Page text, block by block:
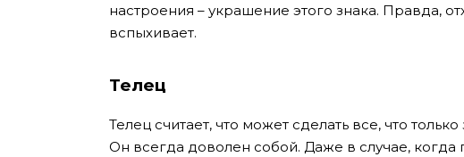
настроения – украшение этого знака. Правда,
вспыхивает.
Телец
Телец считает, что может сделать все, что только
Он всегда доволен собой. Даже в случае,